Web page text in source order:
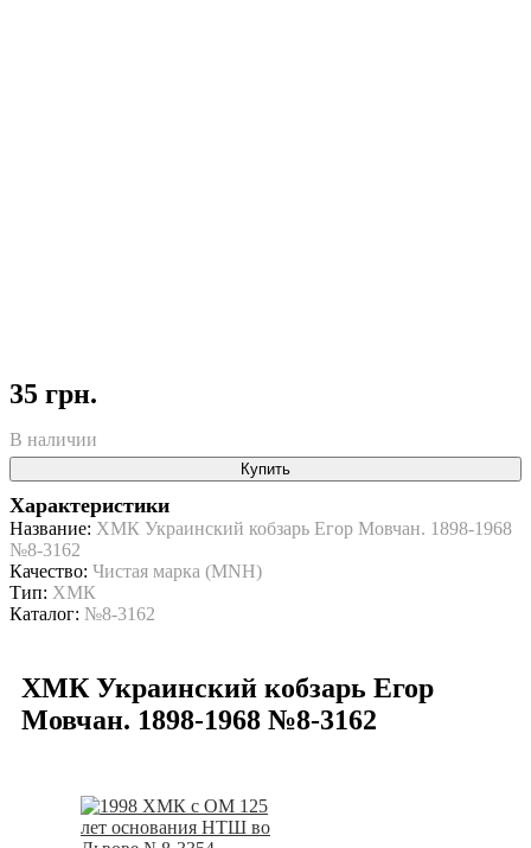
35 грн.
В наличии
Купить
Характеристики
Название: ХМК Украинский кобзарь Егор Мовчан. 1898-1968
№8-3162
Качество: Чистая марка (MNH)
Тип: ХМК
Каталог: №8-3162
ХМК Украинский кобзарь Егор
Мовчан. 1898-1968 №8-3162